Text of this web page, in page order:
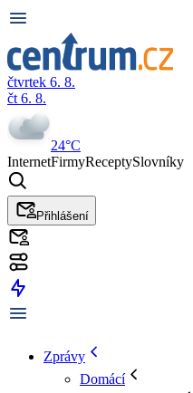
čtvrtek 6. 8.
čt 6. 8.
24°C
InternetFirmyReceptySlovníky
Přihlášení
Zprávy
Domácí